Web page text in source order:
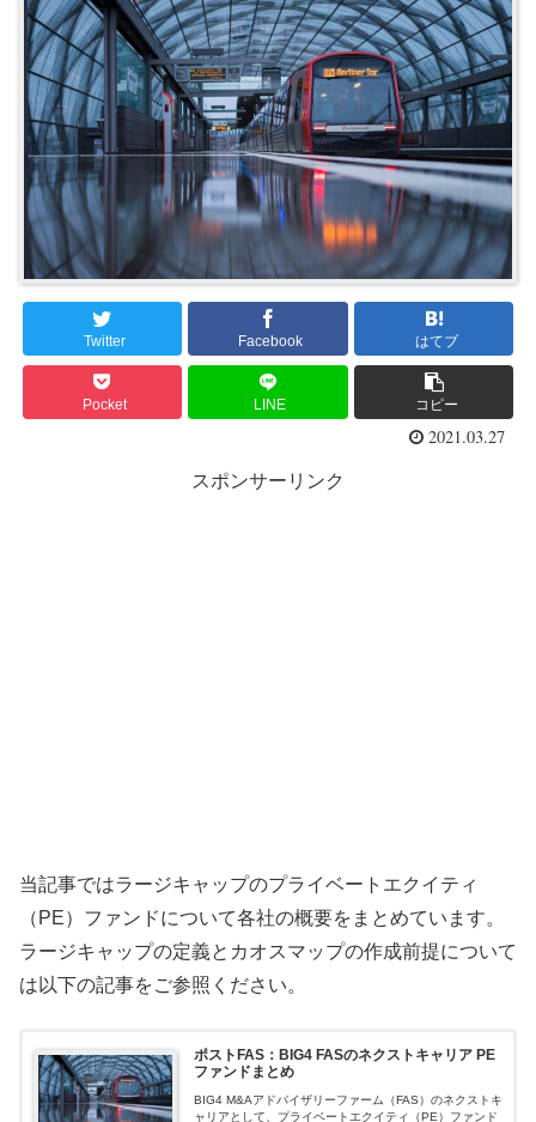
Twitter Facebook はてブ
Pocket LINE コピー
2021.03.27
スポンサーリンク
当記事ではラージキャップのプライベートエクイティ
（PE）ファンドについて各社の概要をまとめています。
ラージキャップの定義とカオスマップの作成前提について
は以下の記事をご参照ください。
ポストFAS：BIG4 FASのネクストキャリア PE
ファンドまとめ
BIG4 M&Aアドバイザリーファーム（FAS）のネクストキ
ャリアとして、プライベートエクイティ（PE）ファンド